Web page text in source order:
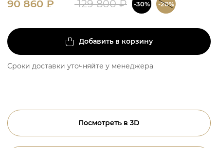
90 860 ₽ 129 800₽ -30% -20%
Добавить в корзину
Сроки доставки уточняйте у менеджера
Посмотреть в 3D